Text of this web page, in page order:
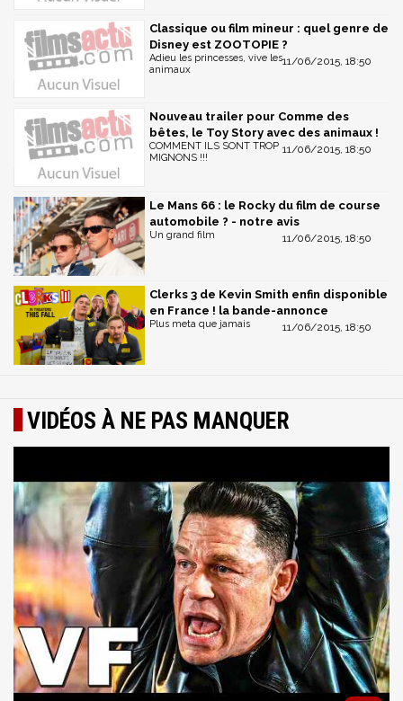
Classique ou film mineur : quel genre de
Disney est ZOOTOPIE ?
11/06/2015, 18:50
Adieu les princesses, vive les
animaux
Nouveau trailer pour Comme des
bêtes, le Toy Story avec des animaux !
11/06/2015, 18:50
COMMENT ILS SONT TROP
MIGNONS !!!
Le Mans 66 : le Rocky du film de course
automobile ? - notre avis
11/06/2015, 18:50
Un grand film
Clerks 3 de Kevin Smith enfin disponible
en France ! la bande-annonce
11/06/2015, 18:50
Plus meta que jamais
VIDÉOS À NE PAS MANQUER